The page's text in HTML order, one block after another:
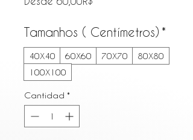
Tamanhos ( Centímetros) *
40X40 60X60 70X70
80X80
100X100
Cantidad *